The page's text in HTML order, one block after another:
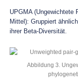
UPGMA (Ungewichtete
Mittel): Gruppiert
ihrer Beta-Diversität.
Abbildung 3.